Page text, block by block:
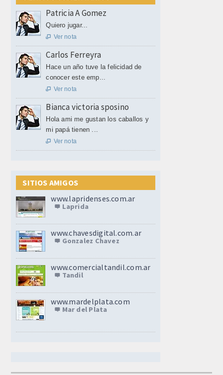
Patricia A Gomez
Quiero jugar...
 Ver nota
Carlos Ferreyra
Hace un año tuve la felicidad de
conocer este emp...
 Ver nota
Bianca victoria sposino
Hola ami me gustan los caballos y
mi papá tienen ...
 Ver nota
SITIOS AMIGOS
www.lapridenses.com.ar
Laprida
www.chavesdigital.com.ar
Gonzalez Chavez
www.comercialtandil.com.ar
Tandil
www.mardelplata.com
Mar del Plata